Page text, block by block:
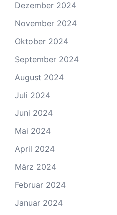
Dezember 2024
November 2024
Oktober 2024
September 2024
August 2024
Juli 2024
Juni 2024
Mai 2024
April 2024
März 2024
Februar 2024
Januar 2024